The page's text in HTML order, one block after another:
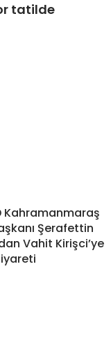
tatilde
Kahramanmaraş
Şerafettin
Vahit Kirişci’ye